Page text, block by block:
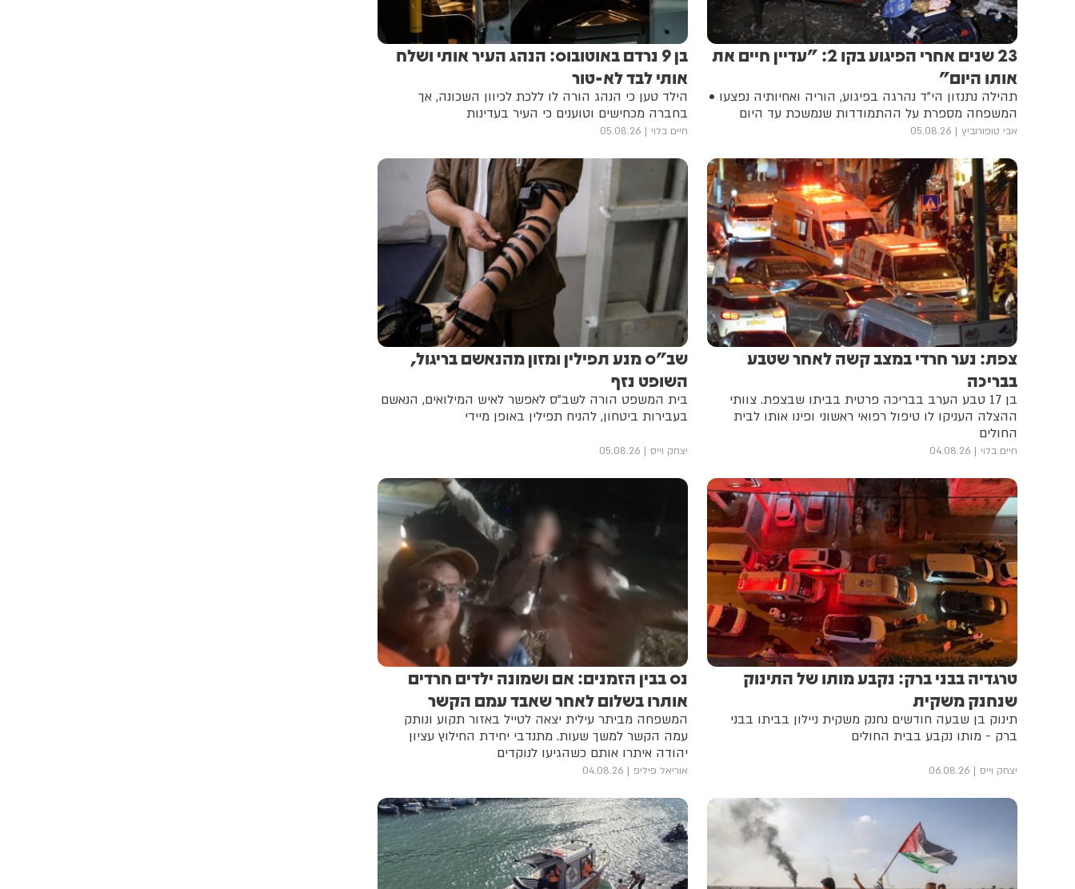
23 שנים אחרי הפיגוע בקו 2: "עדיין חיים את
אותו היום"
תהילה נתנזון הי"ד נהרגה בפיגוע, הוריה ואחיותיה נפצעו •
המשפחה מספרת על ההתמודדות שנמשכת עד היום
אבי טופורוביץ 05.08.26
בן 9 נרדם באוטובוס: הנהג העיר אותי ושלח
אותי לבד לא-טור
הילד טען כי הנהג הורה לו ללכת לכיוון השכונה, אך
בחברה מכחישים וטוענים כי העיר בעדינות
חיים בלוי 05.08.26
צפת: נער חרדי במצב קשה לאחר שטבע
בבריכה
בן 17 טבע הערב בבריכה פרטית בביתו שבצפת. צוותי
ההצלה העניקו לו טיפול רפואי ראשוני ופינו אותו לבית
החולים
חיים בלוי 04.08.26
שב"ס מנע תפילין ומזון מהנאשם בריגול,
השופט נזף
בית המשפט הורה לשב"ס לאפשר לאיש המילואים, הנאשם
בעבירות ביטחון, להניח תפילין באופן מיידי
יצחק וייס 05.08.26
טרגדיה בבני ברק: נקבע מותו של התינוק
שנחנק משקית
תינוק בן שבעה חודשים נחנק משקית ניילון בביתו בבני
ברק - מותו נקבע בבית החולים
יצחק וייס 06.08.26
נס בבין הזמנים: אם ושמונה ילדים חרדים
אותרו בשלום לאחר שאבד עמם הקשר
המשפחה מביתר עילית יצאה לטייל באזור תקוע ונותק
עמה הקשר למשך שעות. מתנדבי יחידת החילוץ עציון
יהודה איתרו אותם כשהגיעו לנוקדים
אוריאל פיליפ 04.08.26